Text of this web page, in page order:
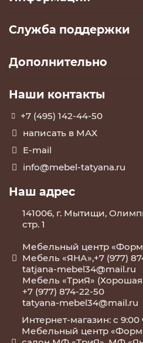
Служба поддержки
Дополнительно
Наши контакты
+7 (495) 142-44-50
написать в МАХ
E-mail
info@mebel-tatyana.ru
Наш адрес
141006, г. Мытищи,
стр. 1
Мебельный центр
Мебель «ЯНА»,+7 (977)
tatjana-mebel34@mail.ru
Мебель «ТриЯ»
+7 (977) 874-22-50
tatyana-mebel34@mail.ru
Интернет-магазин: с 9:00
Мебельный центр